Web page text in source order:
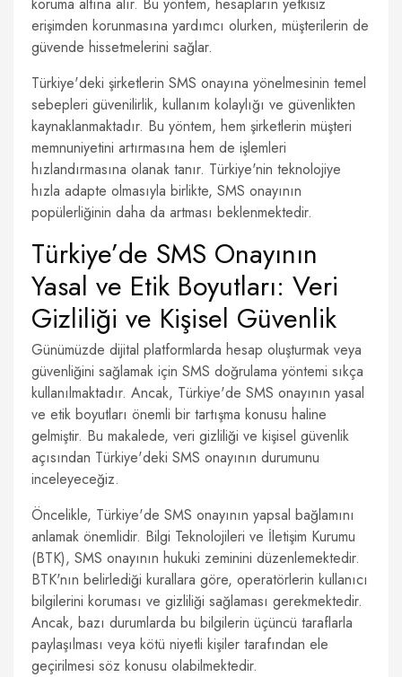
erişimden korunmasına yardımcı olurken, müşterilerin de
güvende hissetmelerini sağlar.
Türkiye'deki şirketlerin SMS onayına yönelmesinin temel
sebepleri güvenilirlik, kullanım kolaylığı ve güvenlikten
kaynaklanmaktadır. Bu yöntem, hem şirketlerin müşteri
memnuniyetini artırmasına hem de işlemleri
hızlandırmasına olanak tanır. Türkiye'nin teknolojiye
hızla adapte olmasıyla birlikte, SMS onayının
popülerliğinin daha da artması beklenmektedir.
Türkiye’de SMS Onayının
Yasal ve Etik Boyutları: Veri
Gizliliği ve Kişisel Güvenlik
Günümüzde dijital platformlarda hesap oluşturmak veya
güvenliğini sağlamak için SMS doğrulama yöntemi sıkça
kullanılmaktadır. Ancak, Türkiye'de SMS onayının yasal
ve etik boyutları önemli bir tartışma konusu haline
gelmiştir. Bu makalede, veri gizliliği ve kişisel güvenlik
açısından Türkiye'deki SMS onayının durumunu
inceleyeceğiz.
Öncelikle, Türkiye'de SMS onayının yapsal bağlamını
anlamak önemlidir. Bilgi Teknolojileri ve İletişim Kurumu
(BTK), SMS onayının hukuki zeminini düzenlemektedir.
BTK'nın belirlediği kurallara göre, operatörlerin kullanıcı
bilgilerini koruması ve gizliliği sağlaması gerekmektedir.
Ancak, bazı durumlarda bu bilgilerin üçüncü taraflarla
paylaşılması veya kötü niyetli kişiler tarafından ele
geçirilmesi söz konusu olabilmektedir.